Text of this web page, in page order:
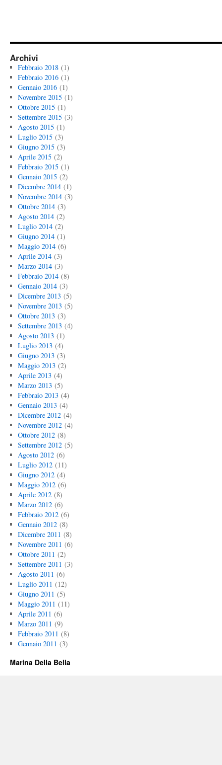
Archivi
Febbraio 2018(1)
Febbraio 2016(1)
Gennaio 2016(1)
Novembre 2015(1)
Ottobre 2015(1)
Settembre 2015(3)
Agosto 2015(1)
Luglio 2015(3)
Giugno 2015(3)
Aprile 2015(2)
Febbraio 2015(1)
Gennaio 2015(2)
Dicembre 2014(1)
Novembre 2014(3)
Ottobre 2014(3)
Agosto 2014(2)
Luglio 2014(2)
Giugno 2014(1)
Maggio 2014(6)
Aprile 2014(3)
Marzo 2014(3)
Febbraio 2014(8)
Gennaio 2014(3)
Dicembre 2013(5)
Novembre 2013(5)
Ottobre 2013(3)
Settembre 2013(4)
Agosto 2013(1)
Luglio 2013(4)
Giugno 2013(3)
Maggio 2013(2)
Aprile 2013(4)
Marzo 2013(5)
Febbraio 2013(4)
Gennaio 2013(4)
Dicembre 2012(4)
Novembre 2012(4)
Ottobre 2012(8)
Settembre 2012(5)
Agosto 2012(6)
Luglio 2012(11)
Giugno 2012(4)
Maggio 2012(6)
Aprile 2012(8)
Marzo 2012(6)
Febbraio 2012(6)
Gennaio 2012(8)
Dicembre 2011 (8)
Novembre 2011 (6)
Ottobre 2011 (2)
Settembre 2011 (3)
Agosto 2011 (6)
Luglio 2011 (12)
Giugno 2011 (5)
Maggio 2011 (11)
Aprile 2011 (6)
Marzo 2011 (9)
Febbraio 2011 (8)
Gennaio 2011 (3)
Marina Della Bella